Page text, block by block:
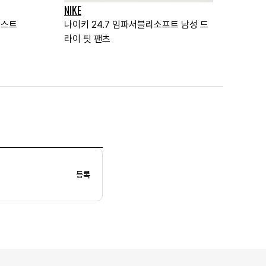
트
NIKE
나이키 24.7 임파서블리소프트 남성 드
라이 핏 팬츠
등록